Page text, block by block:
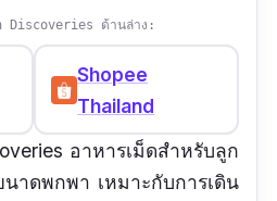
ด้านล่าง:
Shopee
Thailand
อาหารเม็ดสำหรับลูก
าดพกพา เหมาะกับการเดิน